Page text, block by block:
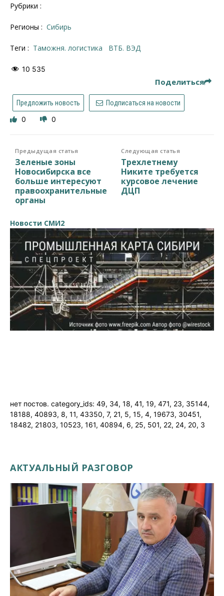
Рубрики :
Регионы : Сибирь
Теги : таможня. логистика ВТБ. ВЭД
10 535
Поделиться
Предложить новость Подписаться на новости
0 0
Предыдущая статья
Зеленые зоны
Новосибирска все
больше интересуют
правоохранительные
органы
Следующая статья
Трехлетнему
Никите требуется
курсовое лечение
ДЦП
Новости СМИ2
нет постов. category_ids: 49, 34, 18, 41, 19, 471, 23, 35144,
18188, 40893, 8, 11, 43350, 7, 21, 5, 15, 4, 19673, 30451,
18482, 21803, 10523, 161, 40894, 6, 25, 501, 22, 24, 20, 3
АКТУАЛЬНЫЙ РАЗГОВОР